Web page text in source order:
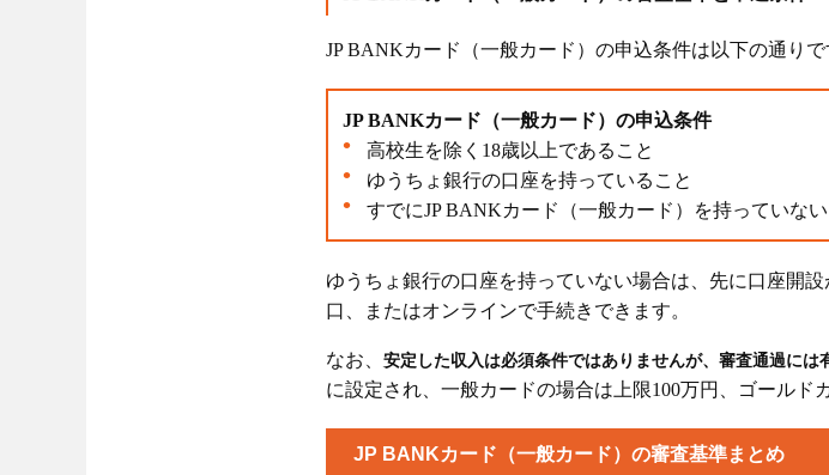
JP BANKカード（一般カード）の申込条件は以下の通りで
JP BANKカード（一般カード）の申込条件
高校生を除く18歳以上であること
ゆうちょ銀行の口座を持っていること
すでにJP BANKカード（一般カード）を持っていない
ゆうちょ銀行の口座を持っていない場合は、先に口座開
口、またはオンラインで手続きできます。
なお、 安定した収入は必須条件ではありませんが、審査通過には
に設定され、一般カードの場合は上限100万円、ゴールド
JP BANKカード（一般カード）の審査基準まとめ